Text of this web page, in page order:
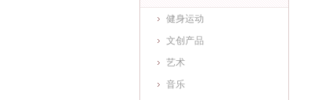
健身运动
文创产品
艺术
音乐